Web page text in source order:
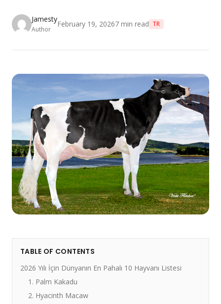
Jamesty
Author
February 19, 20267 min read TR
TABLE OF CONTENTS
2026 Yılı İçin Dünyanın En Pahalı 10 Hayvanı Listesi
1. Palm Kakadu
2. Hyacinth Macaw